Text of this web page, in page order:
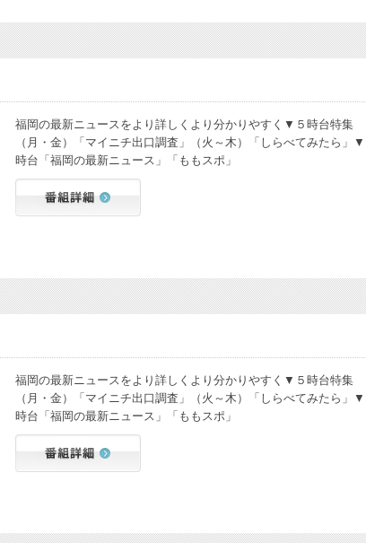
福岡の最新ニュースをより詳しくより分かりやすく▼５時台特集
（月・金）「マイニチ出口調査」（火～木）「しらべてみたら」
時台「福岡の最新ニュース」「ももスポ」
福岡の最新ニュースをより詳しくより分かりやすく▼５時台特集
（月・金）「マイニチ出口調査」（火～木）「しらべてみたら」
時台「福岡の最新ニュース」「ももスポ」